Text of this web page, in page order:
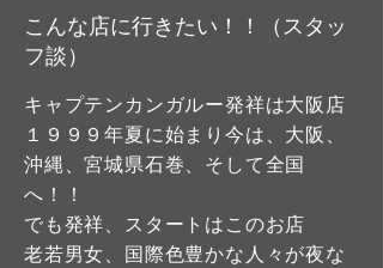
こんな店に行きたい！！（スタッ
フ談）
キャプテンカンガルー発祥は大阪店
１９９９年夏に始まり今は、大阪、
沖縄、宮城県石巻、そして全国
へ！！
でも発祥、スタートはこのお店
老若男女、国際色豊かな人々が夜な